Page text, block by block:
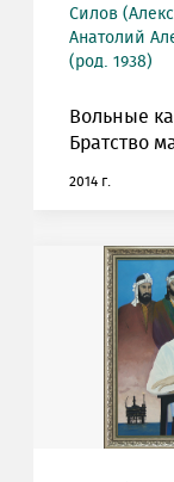
Силов
Анатолий
(род. 1938)
Вольные
Братство
2014 г.